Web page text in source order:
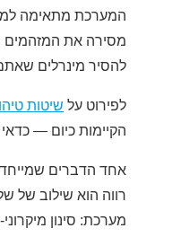
המערכת מתאימה
מסירה את המזהמים
להסיר מינרלים
לפירוט על שיטות
הקיימות כיום —
אחד הדברים
רווה הוא שילוב של
מערכת: סינון